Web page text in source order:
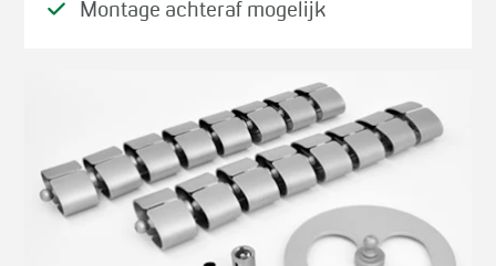
Montage achteraf mogelijk